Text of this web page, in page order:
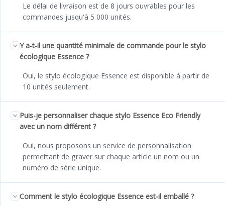
Le délai de livraison est de 8 jours ouvrables pour les
commandes jusqu'à 5 000 unités.
Y a-t-il une quantité minimale de commande pour le stylo
écologique Essence ?
Oui, le stylo écologique Essence est disponible à partir de
10 unités seulement.
Puis-je personnaliser chaque stylo Essence Eco Friendly
avec un nom différent ?
Oui, nous proposons un service de personnalisation
permettant de graver sur chaque article un nom ou un
numéro de série unique.
Comment le stylo écologique Essence est-il emballé ?